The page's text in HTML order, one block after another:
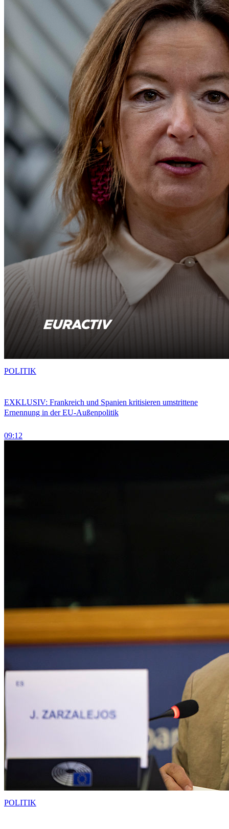
EXKLUSIV: Frankreich und Spanien kritisieren umstrittene
Ernennung in der EU-Außenpolitik
09:12
POLITIK
POLITIK